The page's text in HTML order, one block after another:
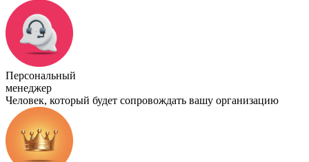
Персональный
менеджер
Человек, который будет сопровождать вашу организацию